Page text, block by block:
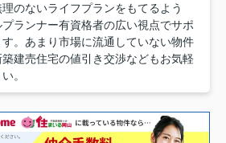
のないライフプランをもてるよう
ランナー有資格者の広い視点でサポ
。あまり市場に流通していない物件
建売住宅の値引き交渉などもお気軽
。